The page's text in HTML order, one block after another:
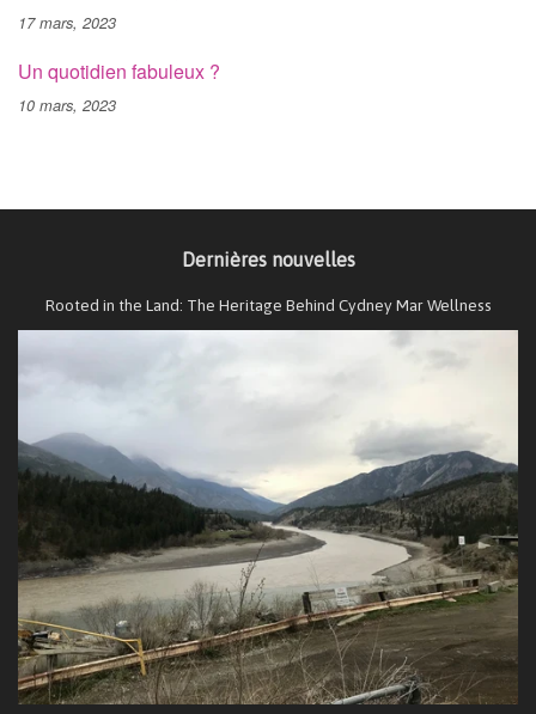
17 mars, 2023
Un quotidien fabuleux ?
10 mars, 2023
Dernières nouvelles
Rooted in the Land: The Heritage Behind Cydney Mar Wellness